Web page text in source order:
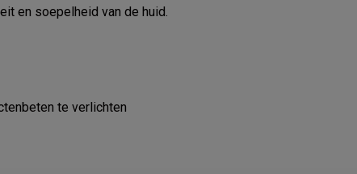
en soepelheid van de huid.
te verlichten